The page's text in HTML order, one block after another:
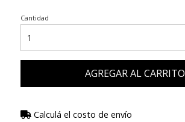
Cantidad
AGREGAR AL CARRITO
Calculá el costo de envío